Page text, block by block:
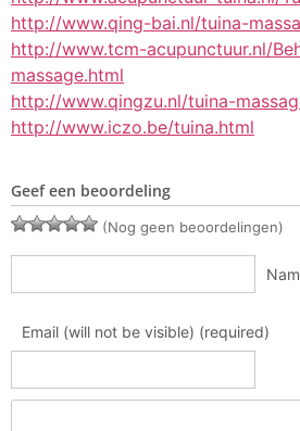
http://www.qing-bai.nl/tuina-
http://www.tcm-acupunctuur.nl/
massage.html
http://www.qingzu.nl/tuina-
http://www.iczo.be/tuina.html
Geef een beoordeling
(Nog geen beoordelingen)
Email (will not be visible) (required)